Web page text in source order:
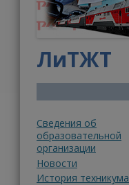
ЛиТЖТ
Cведения об
образовательной
организации
Новости
История техникума